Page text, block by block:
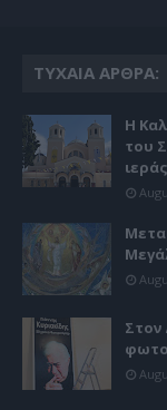
ΤΥΧΑΊΑ ΆΡΘΡΑ:
Η
του
Στον